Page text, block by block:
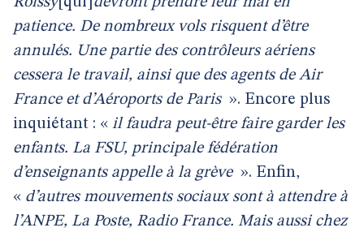
patience. De nombreux vols risquent d’être
annulés. Une partie des contrôleurs aériens
cessera le travail, ainsi que des agents de Air
France et d’Aéroports de Paris ». Encore plus
inquiétant : « il faudra peut-être faire garder les
enfants. La FSU, principale fédération
d’enseignants appelle à la grève ». Enfin,
« d’autres mouvements sociaux sont à attendre à
l’ANPE, La Poste, Radio France. Mais aussi chez